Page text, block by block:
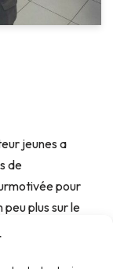
jeunes a
de
pour
peu plus sur le